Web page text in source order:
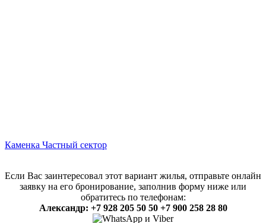
Каменка Частный сектор
Если Вас заинтересовал этот вариант жилья, отправьте онлайн
заявку на его бронирование, заполнив форму ниже или
обратитесь по телефонам:
Александр: +7 928 205 50 50 +7 900 258 28 80